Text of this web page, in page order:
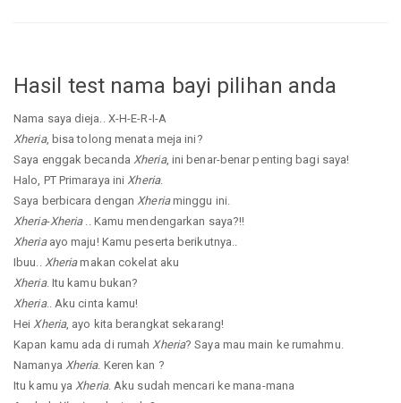
Hasil test nama bayi pilihan anda
Nama saya dieja.. X-H-E-R-I-A
Xheria, bisa tolong menata meja ini?
Saya enggak becanda Xheria, ini benar-benar penting bagi saya!
Halo, PT Primaraya ini Xheria.
Saya berbicara dengan Xheriaminggu ini.
Xheria-Xheria.. Kamu mendengarkan saya?!!
Xheriaayo maju! Kamu peserta berikutnya..
Ibuu.. Xheriamakan cokelat aku
Xheria. Itu kamu bukan?
Xheria.. Aku cinta kamu!
Hei Xheria, ayo kita berangkat sekarang!
Kapan kamu ada di rumah Xheria? Saya mau main ke rumahmu.
Namanya Xheria. Keren kan ?
Itu kamu ya Xheria. Aku sudah mencari ke mana-mana